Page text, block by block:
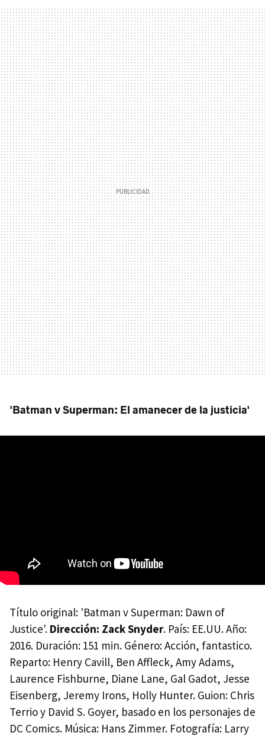
'Batman v Superman: El amanecer de la justicia'
Título original: 'Batman v Superman: Dawn of
Justice'. Dirección: Zack Snyder. País: EE.UU. Año:
2016. Duración: 151 min. Género: Acción, fantastico.
Reparto: Henry Cavill, Ben Affleck, Amy Adams,
Laurence Fishburne, Diane Lane, Gal Gadot, Jesse
Eisenberg, Jeremy Irons, Holly Hunter. Guion: Chris
Terrio y David S. Goyer, basado en los personajes de
DC Comics. Música: Hans Zimmer. Fotografía: Larry